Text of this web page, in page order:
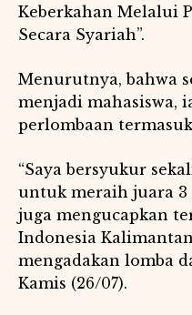
Keberkahan Melalui
Secara Syariah”.
Menurutnya, bahwa
menjadi mahasiswa,
perlombaan
“Saya bersyukur
untuk meraih juara 3
juga mengucapkan
Indonesia
mengadakan lomba
Kamis (26/07).